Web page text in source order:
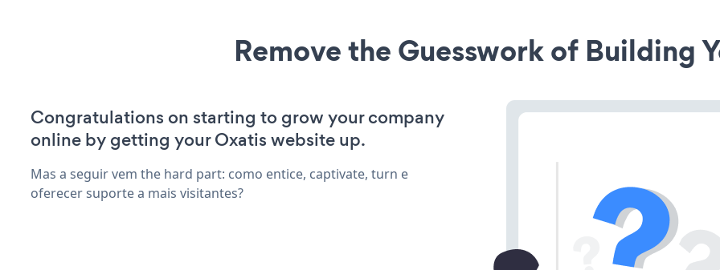
Remove the Guesswork of Building
Congratulations on starting to grow your company
online by getting your Oxatis website up.
Mas a seguir vem the hard part: como entice, captivate, turn e
oferecer suporte a mais visitantes?